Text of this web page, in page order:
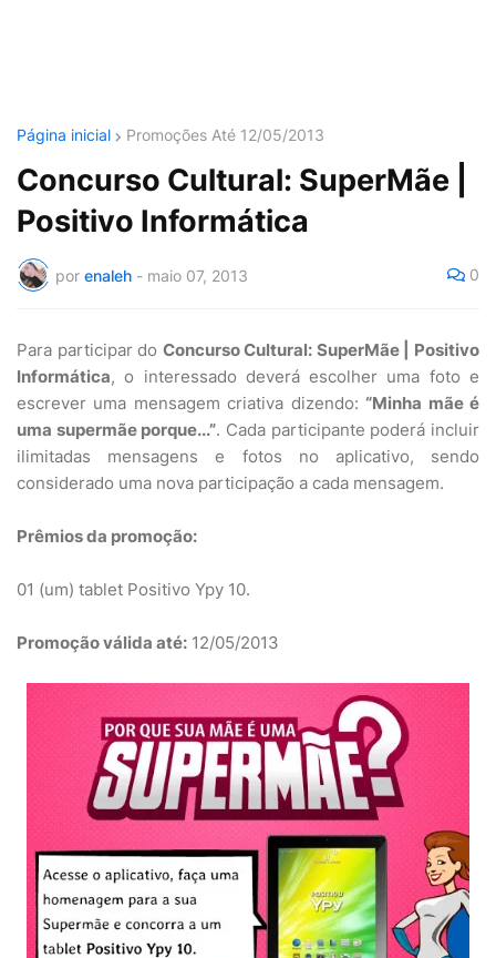
Página inicial Promoções Até 12/05/2013
Concurso Cultural: SuperMãe |
Positivo Informática
por enaleh - maio 07, 2013 0
Para participar do Concurso Cultural: SuperMãe | Positivo
Informática, o interessado deverá escolher uma foto e
escrever uma mensagem criativa dizendo: “Minha mãe é
uma supermãe porque...”. Cada participante poderá incluir
ilimitadas mensagens e fotos no aplicativo, sendo
considerado uma nova participação a cada mensagem.
Prêmios da promoção:
01 (um) tablet Positivo Ypy 10.
Promoção válida até: 12/05/2013